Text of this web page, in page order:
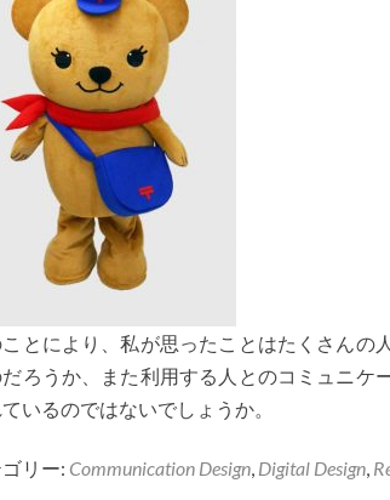
ことにより、私が思ったことはたくさんの
ろうか、また利用する人とのコミュニケ
いるのではないでしょうか。
リー: Communication Design, Digital Design,